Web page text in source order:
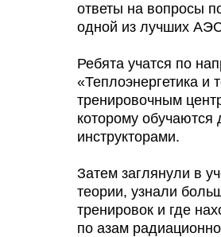
ответы на вопросы
одной из лучших
Ребята учатся по
«Теплоэнергетика и
тренировочным
которому
инструкторами.
Затем заглянули в
теории, узнали
тренировок и где
по азам